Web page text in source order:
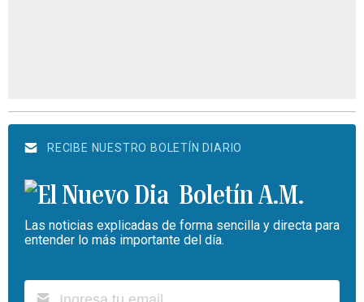
RECIBE NUESTRO BOLETÍN DIARIO
Boletín A.M.
Las noticias explicadas de forma sencilla y directa para
entender lo más importante del día.